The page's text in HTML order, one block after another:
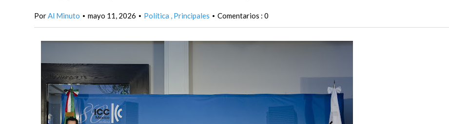
PorAl Minuto • mayo 11, 2026 • Política Principales • Comentarios : 0